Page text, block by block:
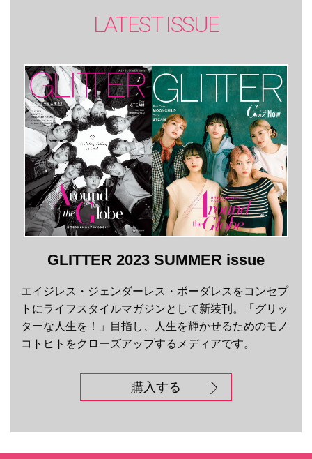
LATEST ISSUE
GLITTER 2023 SUMMER issue
エイジレス・ジェンダーレス・ボーダレスをコンセプ
トにライフスタイルマガジンとして新装刊。「グリッ
ターな人生を！」目指し、人生を輝かせるためのモノ
コトヒトをクローズアップするメディアです。
購入する